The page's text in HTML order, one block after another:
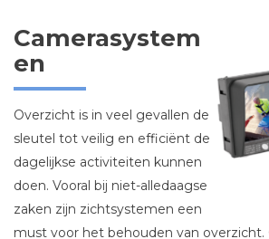
Camerasystem
en
Overzicht is in veel gevallen de
sleutel tot veilig en efficiënt de
dagelijkse activiteiten kunnen
doen. Vooral bij niet-alledaagse
zaken zijn zichtsystemen een
must voor het behouden van overzicht.